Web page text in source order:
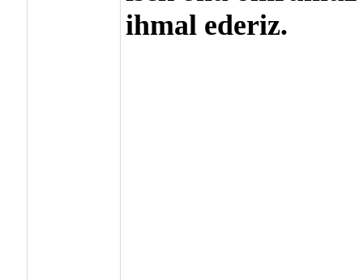
ihmal ederiz.